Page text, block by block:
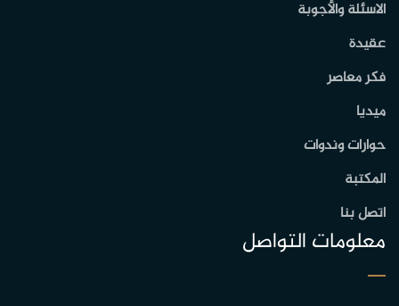
الاسئلة والأجوبة
عقيدة
فكر معاصر
ميديا
حوارات وندوات
المكتبة
اتصل بنا
معلومات التواصل